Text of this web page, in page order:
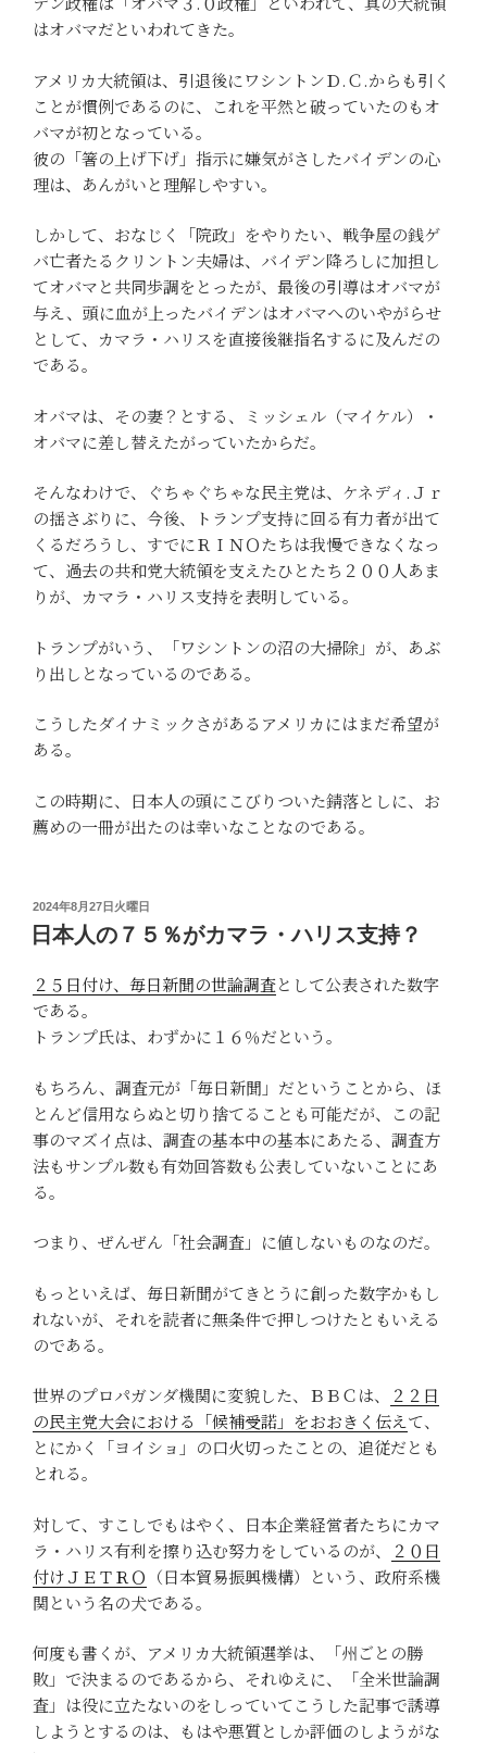
はオバマだといわれてきた。
アメリカ大統領は、引退後にワシントンＤ.Ｃ.からも引く
ことが慣例であるのに、これを平然と破っていたのもオ
バマが初となっている。
彼の「箸の上げ下げ」指示に嫌気がさしたバイデンの心
理は、あんがいと理解しやすい。
しかして、おなじく「院政」をやりたい、戦争屋の銭ゲ
バ亡者たるクリントン夫婦は、バイデン降ろしに加担し
てオバマと共同歩調をとったが、最後の引導はオバマが
与え、頭に血が上ったバイデンはオバマへのいやがらせ
として、カマラ・ハリスを直接後継指名するに及んだの
である。
オバマは、その妻？とする、ミッシェル（マイケル）・
オバマに差し替えたがっていたからだ。
そんなわけで、ぐちゃぐちゃな民主党は、ケネディ.Ｊｒ
の揺さぶりに、今後、トランプ支持に回る有力者が出て
くるだろうし、すでにＲＩＮＯたちは我慢できなくなっ
て、過去の共和党大統領を支えたひとたち２００人あま
りが、カマラ・ハリス支持を表明している。
トランプがいう、「ワシントンの沼の大掃除」が、あぶ
り出しとなっているのである。
こうしたダイナミックさがあるアメリカにはまだ希望が
ある。
この時期に、日本人の頭にこびりついた錆落としに、お
薦めの一冊が出たのは幸いなことなのである。
投
稿
日:
2024年8月27日火曜日
日本人の７５％がカマラ・ハリス支持？
２５日付け、毎日新聞の世論調査として公表された数字
である。
トランプ氏は、わずかに１６％だという。
もちろん、調査元が「毎日新聞」だということから、ほ
とんど信用ならぬと切り捨てることも可能だが、この記
事のマズイ点は、調査の基本中の基本にあたる、調査方
法もサンプル数も有効回答数も公表していないことにあ
る。
つまり、ぜんぜん「社会調査」に値しないものなのだ。
もっといえば、毎日新聞がてきとうに創った数字かもし
れないが、それを読者に無条件で押しつけたともいえる
のである。
世界のプロパガンダ機関に変貌した、ＢＢＣは、
２２日
の民主党大会における「候補受諾」をおおきく伝えて、
とにかく「ヨイショ」の口火切ったことの、追従だとも
とれる。
対して、すこしでもはやく、日本企業経営者たちにカマ
ラ・ハリス有利を擦り込む努力をしているのが、
２０日
付けＪＥＴＲＯ （日本貿易振興機構）という、政府系機
関という名の犬である。
何度も書くが、アメリカ大統領選挙は、「州ごとの勝
敗」で決まるのであるから、それゆえに、「全米世論調
査」は役に立たないのをしっていてこうした記事で誘導
しようとするのは、もはや悪質としか評価のしようがな